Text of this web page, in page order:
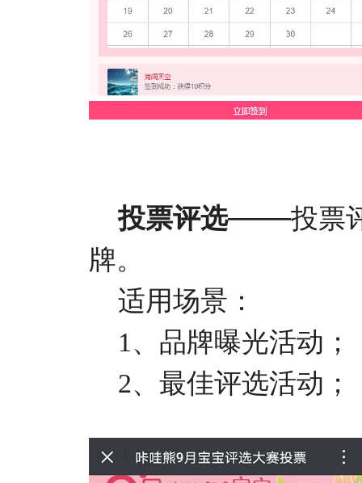
投票评选——投票
牌。
适用场景：
1、品牌曝光活动；
2、最佳评选活动；